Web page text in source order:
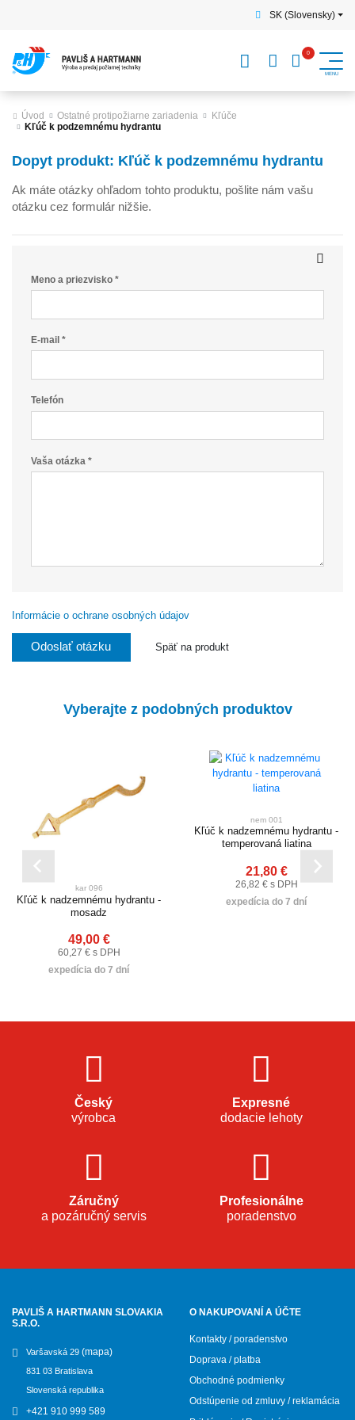
SK (Slovensky)
Úvod Ostatné protipožiarne zariadenia
Kľúče
Kľúč k podzemnému hydrantu
Dopyt produkt: Kľúč k podzemnému hydrantu
Ak máte otázky ohľadom tohto produktu, pošlite nám vašu
otázku cez formulár nižšie.
Meno a priezvisko *
E-mail *
Telefón
Vaša otázka *
Informácie o ochrane osobných údajov
Odoslať otázku Späť na produkt
Vyberajte z podobných produktov
kar 096
Kľúč k nadzemnému hydrantu -
mosadz
49,00 €
60,27 € s DPH
expedícia do 7 dní
nem 001
Kľúč k nadzemnému hydrantu -
temperovaná liatina
21,80 €
26,82 € s DPH
expedícia do 7 dní
Český
výrobca
Expresné
dodacie lehoty
Záručný
a pozáručný servis
Profesionálne
poradenstvo
PAVLIŠ A HARTMANN SLOVAKIA
S.R.O.
Varšavská 29 (mapa)
831 03 Bratislava
Slovenská republika
+421 910 999 589
O NAKUPOVANÍ A ÚČTE
Kontakty / poradenstvo
Doprava / platba
Obchodné podmienky
Odstúpenie od zmluvy / reklamácia